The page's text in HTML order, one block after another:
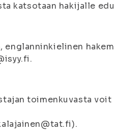
katsotaan hakijalle
toimenkuvasta